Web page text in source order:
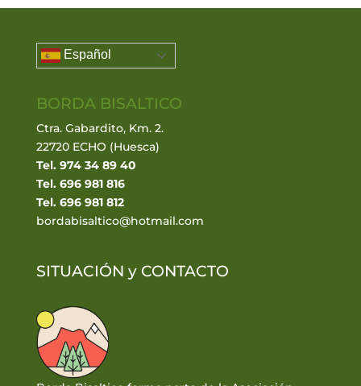
Español
BORDA BISALTICO
Ctra. Gabardito, Km. 2.
22720 ECHO (Huesca)
Tel. 974 34 89 40
Tel. 696 981 816
Tel. 696 981 812
bordabisaltico@hotmail.com
SITUACIÓN y CONTACTO